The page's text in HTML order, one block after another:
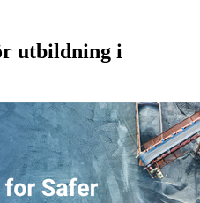
utbildning i